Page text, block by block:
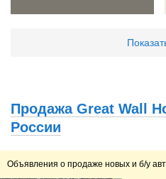
квартиры после смерти
беспроблемный" говорила
моя...
Продажа Great Wall
России
Объявления о продаже новых и б/у